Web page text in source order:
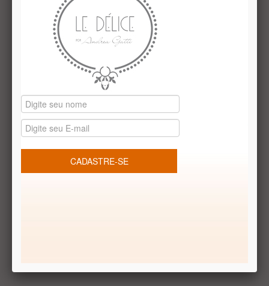
Institucional
Quem Somos
Le Délice Atelier
Lista de comparação
Vale presentes
Produtos temáticos
REDES SOCIAIS